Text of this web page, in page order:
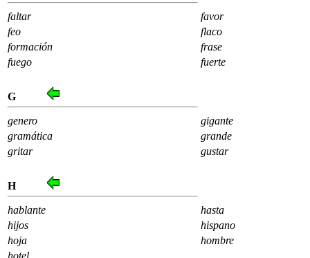
faltar
favor
feo
flaco
formación
frase
fuego
fuerte
G
genero
gigante
gramática
grande
gritar
gustar
H
hablante
hasta
hijos
hispano
hoja
hombre
hotel